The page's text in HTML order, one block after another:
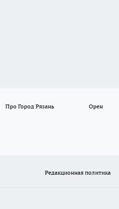
Про Город Рязань Орен
Редакционная политика